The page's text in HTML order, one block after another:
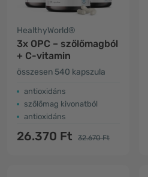
HealthyWorld®
3x OPC – szőlőmagból
+ C-vitamin
összesen 540 kapszula
antioxidáns
szőlőmag kivonatból
antioxidáns
26.370 Ft 32.670 Ft